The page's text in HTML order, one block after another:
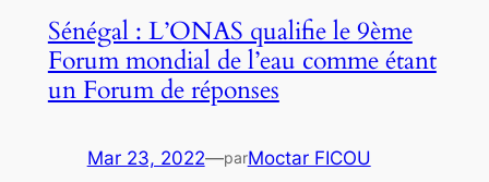
Sénégal : L’ONAS qualifie le 9ème
Forum mondial de l’eau comme étant
un Forum de réponses
Mar 23, 2022—parMoctar FICOU